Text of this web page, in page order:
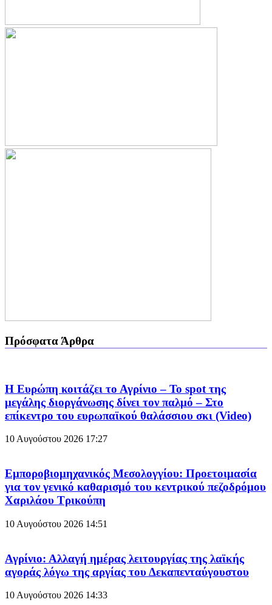
Πρόσφατα Άρθρα
Η Ευρώπη κοιτάζει το Αγρίνιο – Το spot της
μεγάλης διοργάνωσης δίνει τον παλμό – Στο
επίκεντρο του ευρωπαϊκού θαλάσσιου σκι (Video)
10 Αυγούστου 2026 17:27
Εμποροβιομηχανικός Μεσολογγίου: Προετοιμασία
για τον γενικό καθαρισμό του κεντρικού πεζοδρόμου
Χαριλάου Τρικούπη
10 Αυγούστου 2026 14:51
Αγρίνιο: Αλλαγή ημέρας λειτουργίας της λαϊκής
αγοράς λόγω της αργίας του Δεκαπενταύγουστου
10 Αυγούστου 2026 14:33